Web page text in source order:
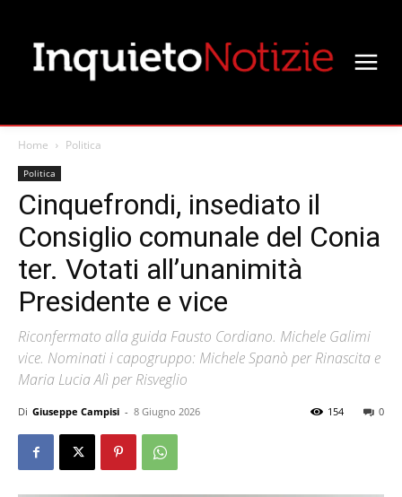
Home Politica
Politica
Cinquefrondi, insediato il
Consiglio comunale del Conia
ter. Votati all’unanimità
Presidente e vice
Riconfermato alla guida Fausto Cordiano. Michele Galimi
vice. Nominati i capogruppo: Michele Spanò per Rinascita e
Maria Lucia Alì per Risveglio
Di Giuseppe Campisi - 8 Giugno 2026 0
154